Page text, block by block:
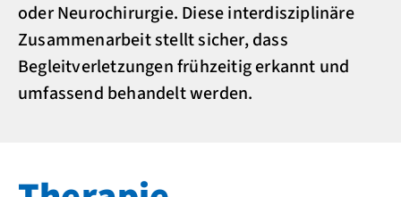
oder Neurochirurgie. Diese interdisziplinäre
Zusammenarbeit stellt sicher, dass
Begleitverletzungen frühzeitig erkannt und
umfassend behandelt werden.